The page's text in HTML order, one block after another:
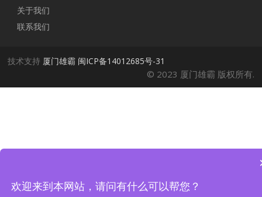
关于我们
联系我们
技术支持 厦门雄霸 闽ICP备14012685号-31
© 2023 厦门雄霸 版权所有.
欢迎来到本网站，请问有什么可以帮您？